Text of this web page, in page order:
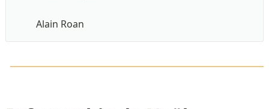
Alain Roan